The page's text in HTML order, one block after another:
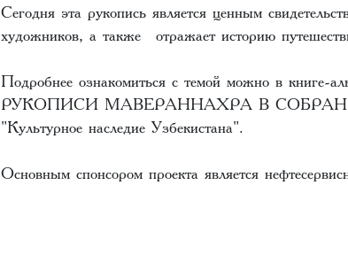
Сегодня эта рукопись является ценным
художников, а также отражает историю
Подробнее ознакомиться с темой можно в книге-
РУКОПИСИ МАВЕРАННАХРА В
"Культурное наследие Узбекистана".
Основным спонсором проекта является